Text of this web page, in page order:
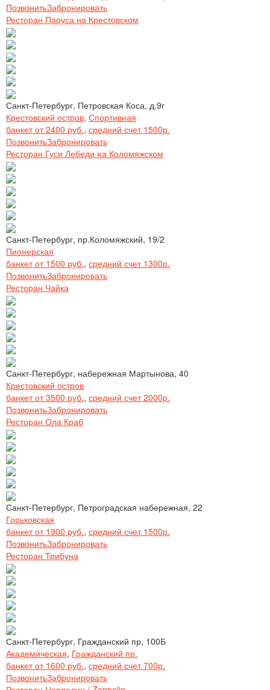
ПозвонитьЗабронировать
Ресторан Паруса на Крестовском
Санкт-Петербург, Петровская Коса, д.9г
Крестовский остров, Спортивная
банкет от 2400 руб., средний счет 1500р.
ПозвонитьЗабронировать
Ресторан Гуси Лебеди на Коломяжском
Санкт-Петербург, пр.Коломяжский, 19/2
Пионерская
банкет от 1500 руб., средний счет 1300р.
ПозвонитьЗабронировать
Ресторан Чайка
Санкт-Петербург, набережная Мартынова, 40
Крестовский остров
банкет от 3500 руб., средний счет 2000р.
ПозвонитьЗабронировать
Ресторан Ола Краб
Санкт-Петербург, Петроградская набережная, 22
Горьковская
банкет от 1900 руб., средний счет 1500р.
ПозвонитьЗабронировать
Ресторан Трибуна
Санкт-Петербург, Гражданский пр, 100Б
Академическая, Гражданский пр.
банкет от 1600 руб., средний счет 700р.
ПозвонитьЗабронировать